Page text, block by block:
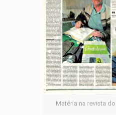
Matéria na revista